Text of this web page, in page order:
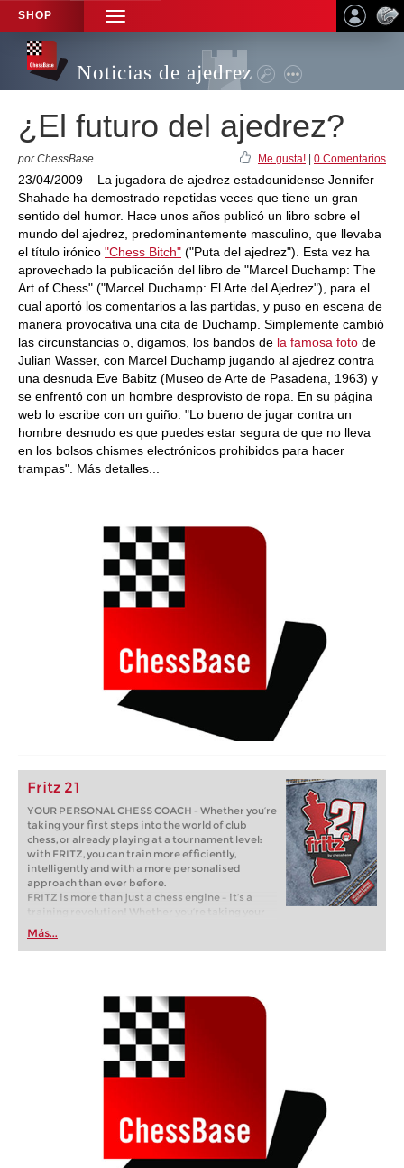
SHOP
TOGGLE
NAVIGATION
Noticias de ajedrez
¿El futuro del ajedrez?
por ChessBase Me gusta! 0 Comentarios
23/04/2009 – La jugadora de ajedrez estadounidense Jennifer
Shahade ha demostrado repetidas veces que tiene un gran
sentido del humor. Hace unos años publicó un libro sobre el
mundo del ajedrez, predominantemente masculino, que llevaba
el título irónico "Chess Bitch" ("Puta del ajedrez"). Esta vez ha
aprovechado la publicación del libro de "Marcel Duchamp: The
Art of Chess" ("Marcel Duchamp: El Arte del Ajedrez"), para el
cual aportó los comentarios a las partidas, y puso en escena de
manera provocativa una cita de Duchamp. Simplemente cambió
las circunstancias o, digamos, los bandos de la famosa foto de
Julian Wasser, con Marcel Duchamp jugando al ajedrez contra
una desnuda Eve Babitz (Museo de Arte de Pasadena, 1963) y
se enfrentó con un hombre desprovisto de ropa. En su página
web lo escribe con un guiño: "Lo bueno de jugar contra un
hombre desnudo es que puedes estar segura de que no lleva
en los bolsos chismes electrónicos prohibidos para hacer
trampas". Más detalles...
Fritz 21
YOUR PERSONAL CHESS COACH - Whether you’re
taking your first steps into the world of club
chess, or already playing at a tournament level:
with FRITZ, you can train more efficiently,
intelligently and with a more personalised
approach than ever before.
FRITZ is more than just a chess engine – it’s a
training revolution! Whether you’re taking your
first steps into the world of club chess, or already
playing at a tournament level: with FRITZ, you can
train more efficiently, intelligently and with a
Más...